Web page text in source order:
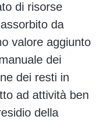
di risorse
da
valore aggiunto
dei
dei resti in
ad attività ben
della